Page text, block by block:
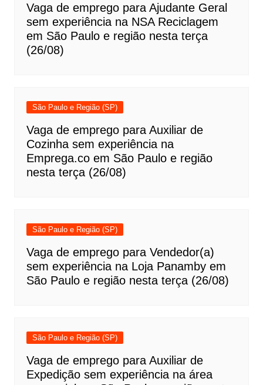
Vaga de emprego para Ajudante Geral
sem experiência na NSA Reciclagem
em São Paulo e região nesta terça
(26/08)
São Paulo e Região (SP)
Vaga de emprego para Auxiliar de
Cozinha sem experiência na
Emprega.co em São Paulo e região
nesta terça (26/08)
São Paulo e Região (SP)
Vaga de emprego para Vendedor(a)
sem experiência na Loja Panamby em
São Paulo e região nesta terça (26/08)
São Paulo e Região (SP)
Vaga de emprego para Auxiliar de
Expedição sem experiência na área